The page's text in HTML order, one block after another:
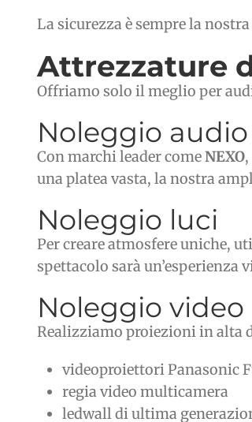
La sicurezza è sempre la
Attrezzature
Offriamo solo il meglio per
Noleggio audio
Con marchi leader comeNEXO,
una platea vasta, la nostra
Noleggio luci
Per creare atmosfere uniche,
spettacolo sarà un’esperienza
Noleggio video
Realizziamo proiezioni in alta
videoproiettori Panasonic
regia video multicamera
ledwall di ultima